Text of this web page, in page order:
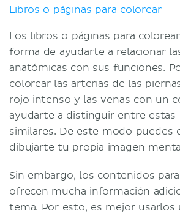
Libros o páginas para colorear
Los libros o páginas para
forma de ayudarte a relacionar
anatómicas con sus funciones.
colorear las arterias de las
rojo intenso y las venas con un
ayudarte a distinguir entre
similares. De este modo puedes
dibujarte tu propia imagen
Sin embargo, los contenidos
ofrecen mucha información
tema. Por esto, es mejor usarlos